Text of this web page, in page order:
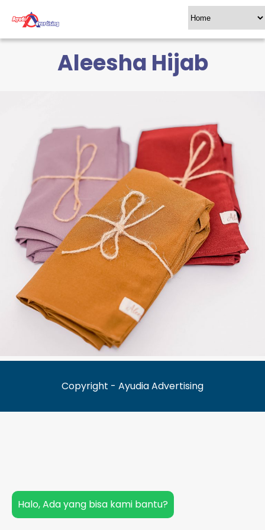
Aleesha Hijab
Copyright - Ayudia Advertising
Halo, Ada yang bisa kami bantu?